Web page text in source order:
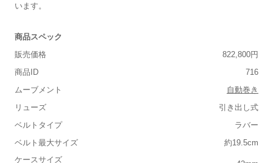
います。
商品スペック
販売価格
822,800円
商品ID
716
ムーブメント
自動巻き
リューズ
引き出し式
ベルトタイプ
ラバー
ベルト最大サイズ
約19.5cm
ケースサイズ